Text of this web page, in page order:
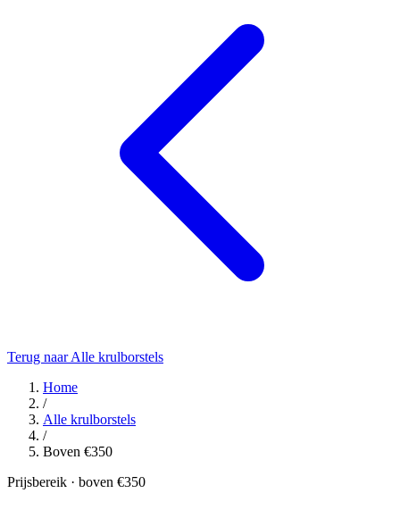
Terug naar Alle krulborstels
Home
/
Alle krulborstels
/
Boven €350
Prijsbereik · boven €350